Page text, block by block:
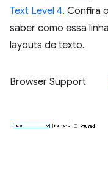
Text Level 4. Confira
saber como essa
layouts de texto.
Browser Support